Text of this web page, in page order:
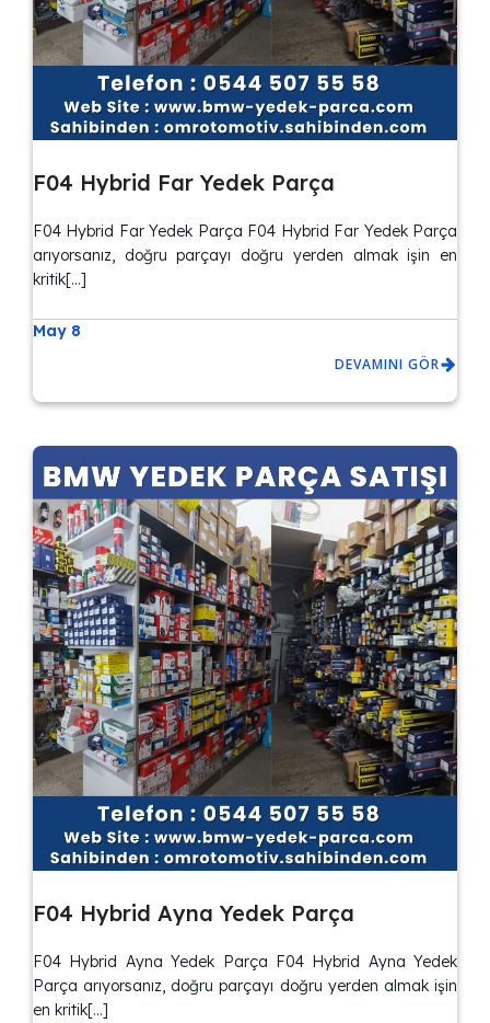
F04 Hybrid Far Yedek Parça
F04 Hybrid Far Yedek Parça F04 Hybrid Far Yedek Parça
arıyorsanız, doğru parçayı doğru yerden almak işin en
kritik[…]
May 8
DEVAMINI GÖR
F04 Hybrid Ayna Yedek Parça
F04 Hybrid Ayna Yedek Parça F04 Hybrid Ayna Yedek
Parça arıyorsanız, doğru parçayı doğru yerden almak işin
en kritik[…]